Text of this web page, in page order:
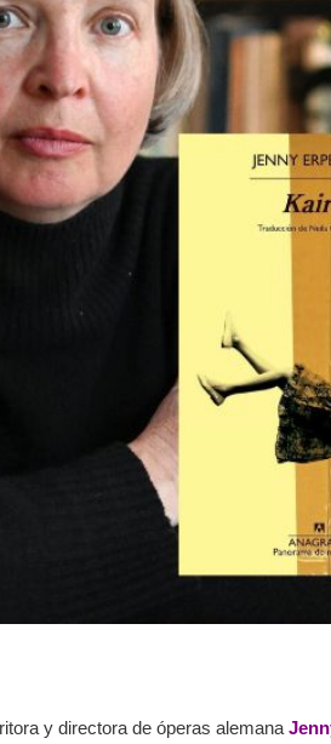
y directora de óperas alemana